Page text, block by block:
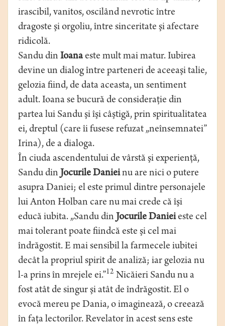
irascibil, vanitos, oscilând nevrotic între
dragoste şi orgoliu, între sinceritate şi afectare
ridicolă.
Sandu din Ioana este mult mai matur. Iubirea
devine un dialog între parteneri de aceeaşi talie,
gelozia fiind, de data aceasta, un sentiment
adult. Ioana se bucură de consideraţie din
partea lui Sandu şi îşi câştigă, prin spiritualitatea
ei, dreptul (care îi fusese refuzat „neînsemnatei”
Irina), de a dialoga.
În ciuda ascendentului de vârstă şi experienţă,
Sandu dinJocurile Danieinu are nici o putere
asupra Daniei; el este primul dintre personajele
lui Anton Holban care nu mai crede că îşi
educă iubita. „Sandu dinJocurile Danieieste cel
mai tolerant poate fiindcă este şi cel mai
îndrăgostit. E mai sensibil la farmecele iubitei
decât la propriul spirit de analiză; iar gelozia nu
l-a prins în mrejele ei.”12 Nicăieri Sandu nu a
fost atât de singur şi atât de îndrăgostit. El o
evocă mereu pe Dania, o imaginează, o creează
în faţa lectorilor. Revelator în acest sens este